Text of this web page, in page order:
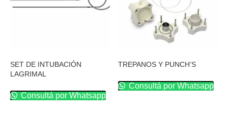
SET DE INTUBACIÓN
LAGRIMAL
Consultá por Whatsapp
TREPANOS Y PUNCH’S
Consultá por Whatsapp